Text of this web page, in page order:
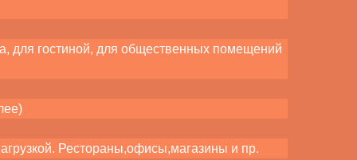
для гостиной, для общественных помещений
Рестораны,офисы,магазины и пр.